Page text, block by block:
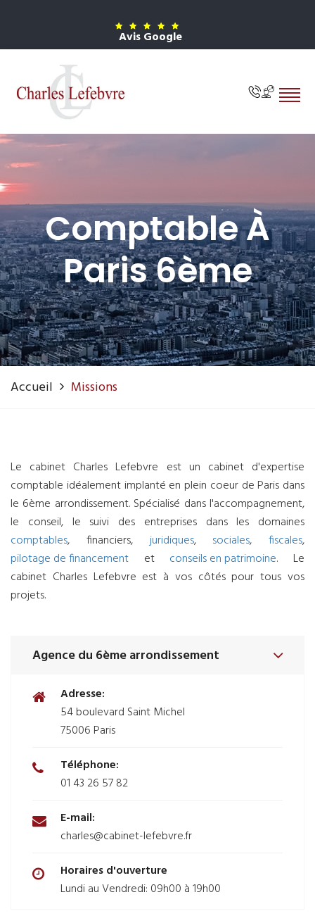
Avis Google
Comptable À
Paris 6ème
Accueil Missions
Le cabinet Charles Lefebvre est un cabinet d'expertise
comptable idéalement implanté en plein coeur de Paris dans
le 6ème arrondissement. Spécialisé dans l'accompagnement,
le conseil, le suivi des entreprises dans les domaines
comptables, financiers,juridiques, sociales, fiscales,
pilotage de financement et conseils en patrimoine. Le
cabinet Charles Lefebvre est à vos côtés pour tous vos
projets.
Agence du 6ème arrondissement
Adresse:
54 boulevard Saint Michel
75006 Paris
Téléphone:
01 43 26 57 82
E-mail:
charles@cabinet-lefebvre.fr
Horaires d'ouverture
Lundi au Vendredi: 09h00 à 19h00